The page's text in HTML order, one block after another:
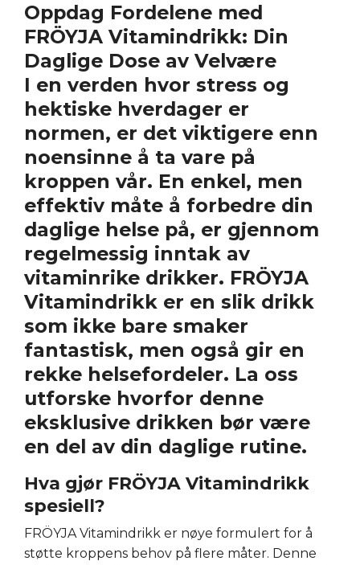
Oppdag Fordelene med
FRÖYJA Vitamindrikk: Din
Daglige Dose av Velvære
I en verden hvor stress og
hektiske hverdager er
normen, er det viktigere enn
noensinne å ta vare på
kroppen vår. En enkel, men
effektiv måte å forbedre din
daglige helse på, er gjennom
regelmessig inntak av
vitaminrike drikker. FRÖYJA
Vitamindrikk er en slik drikk
som ikke bare smaker
fantastisk, men også gir en
rekke helsefordeler. La oss
utforske hvorfor denne
eksklusive drikken bør være
en del av din daglige rutine.
Hva gjør FRÖYJA Vitamindrikk
spesiell?
FRÖYJA Vitamindrikk er nøye formulert for å
støtte kroppens behov på flere måter. Denne